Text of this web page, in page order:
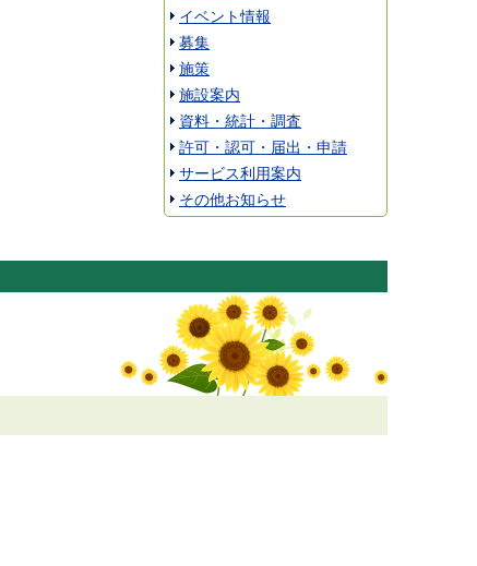
イベント情報
募集
施策
施設案内
資料・統計・調査
許可・認可・届出・申請
サービス利用案内
その他お知らせ